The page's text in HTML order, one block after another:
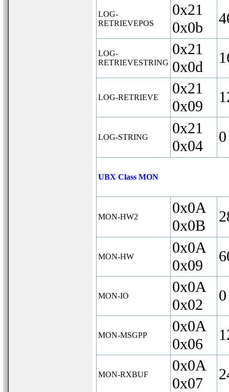
LOG-
RETRIEVEPOS
0x21
0x0b
LOG-
RETRIEVESTRING
0x21
0x0d
LOG-RETRIEVE
0x21
0x09
LOG-STRING
0x21
0x04
UBX Class MON
MON-HW2
0x0A
0x0B
MON-HW
0x0A
0x09
MON-IO
0x0A
0x02
MON-MSGPP
0x0A
0x06
MON-RXBUF
0x0A
0x07